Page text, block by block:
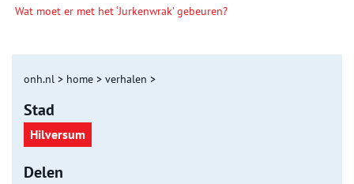
Wat moet er met het ‘Jurkenwrak’ gebeuren?
onh.nl > home > verhalen >
Stad
Hilversum
Delen